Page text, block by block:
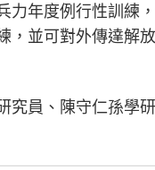
力年度例行性訓練
，並可對外傳達解
究員、陳守仁孫